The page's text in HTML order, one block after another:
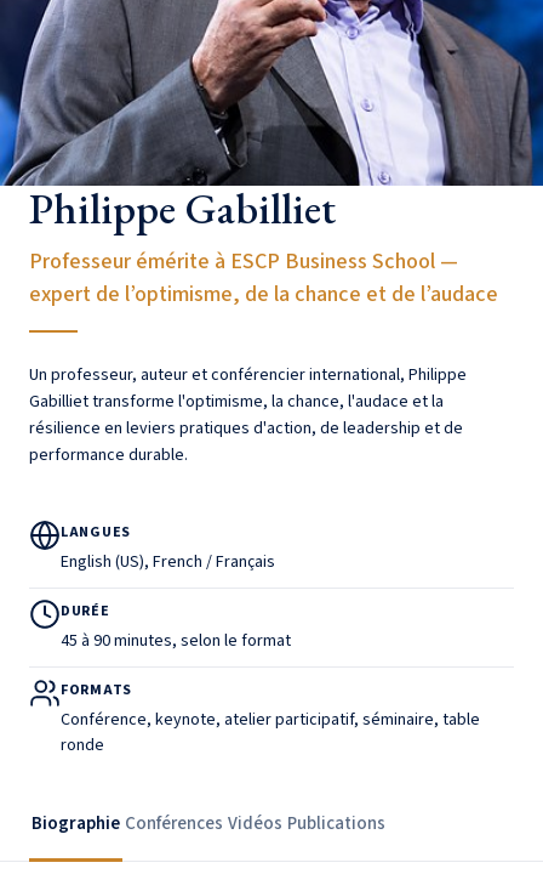
Philippe Gabilliet
Professeur émérite à ESCP Business School —
expert de l’optimisme, de la chance et de l’audace
Un professeur, auteur et conférencier international, Philippe
Gabilliet transforme l'optimisme, la chance, l'audace et la
résilience en leviers pratiques d'action, de leadership et de
performance durable.
LANGUES
English (US), French / Français
DURÉE
45 à 90 minutes, selon le format
FORMATS
Conférence, keynote, atelier participatif, séminaire, table
ronde
Biographie Conférences Vidéos Publications